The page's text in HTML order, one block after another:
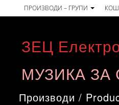
to
content
ПРОИЗВОДИ – ГРУПИ
ЗЕЦ
МУЗИКА ЗА
Производи /